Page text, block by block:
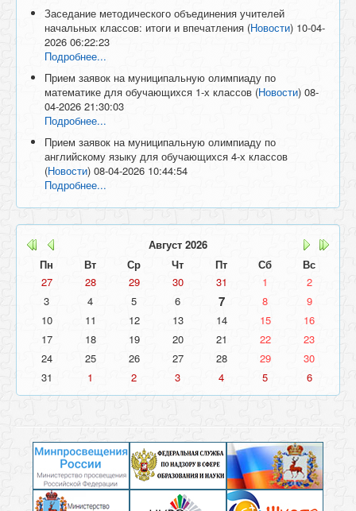
Заседание методического объединения учителей
начальных классов: итоги и впечатления (Новости) 10-04-
2026 06:22:23
Подробнее...
Прием заявок на муниципальную олимпиаду по
математике для обучающихся 1-х классов (Новости) 08-
04-2026 21:30:03
Подробнее...
Прием заявок на муниципальную олимпиаду по
английскому языку для обучающихся 4-х классов
(Новости) 08-04-2026 10:44:54
Подробнее...
Август 2026
Пн
Вт Ср Чт Пт Сб
Вс
27
28 29 30 31 1
2
3
4 5 6 7 8
9
10
11 12 13 14 15
16
17
18 19 20 21 22
23
24
25 26 27 28 29
30
31
1 2 3 4 5 6